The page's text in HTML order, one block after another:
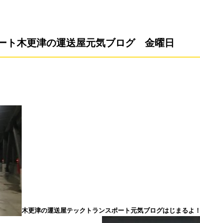
ト木更津の運送屋元気ブログ 金曜日
木更津の運送屋テックトランスポート元気ブログはじまるよ！